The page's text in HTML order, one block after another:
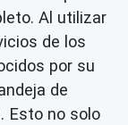
Al utilizar
de los
por su
de
Esto no solo